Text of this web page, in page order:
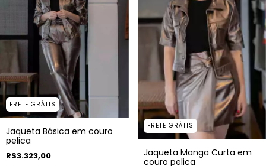
FRETE GRÁTIS
Jaqueta Básica em couro
pelica
R$3.323,00
FRETE GRÁTIS
Jaqueta Manga Curta em
couro pelica